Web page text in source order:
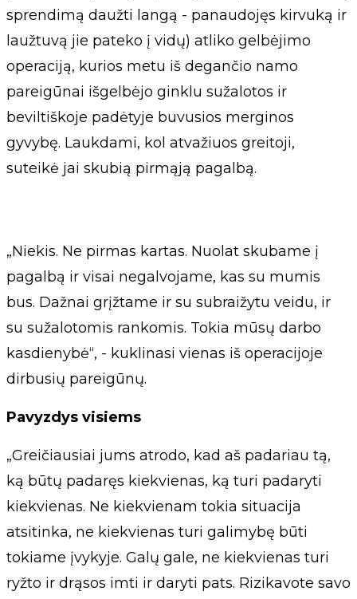
sprendimą daužti langą - panaudojęs kirvuką ir
laužtuvą jie pateko į vidų) atliko gelbėjimo
operaciją, kurios metu iš degančio namo
pareigūnai išgelbėjo ginklu sužalotos ir
beviltiškoje padėtyje buvusios merginos
gyvybę. Laukdami, kol atvažiuos greitoji,
suteikė jai skubią pirmąją pagalbą.
„Niekis. Ne pirmas kartas. Nuolat skubame į
pagalbą ir visai negalvojame, kas su mumis
bus. Dažnai grįžtame ir su subraižytu veidu, ir
su sužalotomis rankomis. Tokia mūsų darbo
kasdienybė“, - kuklinasi vienas iš operacijoje
dirbusių pareigūnų.
Pavyzdys visiems
„Greičiausiai jums atrodo, kad aš padariau tą,
ką būtų padaręs kiekvienas, ką turi padaryti
kiekvienas. Ne kiekvienam tokia situacija
atsitinka, ne kiekvienas turi galimybę būti
tokiame įvykyje. Galų gale, ne kiekvienas turi
ryžto ir drąsos imti ir daryti pats. Rizikavote savo